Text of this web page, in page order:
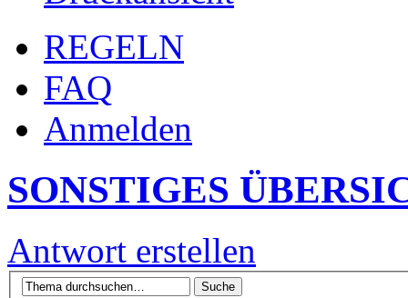
REGELN
FAQ
Anmelden
SONSTIGES
Antwort erstellen